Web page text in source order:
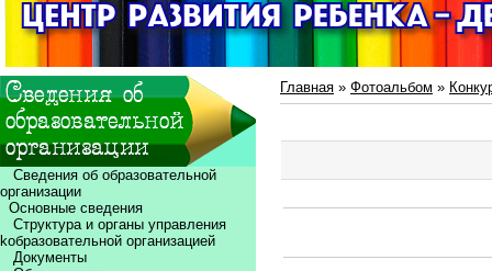
Сведения об образовательной
организации
Основные сведения
Структура и органы управления
kобразовательной организацией
Документы
Главная » Фотоальбом »